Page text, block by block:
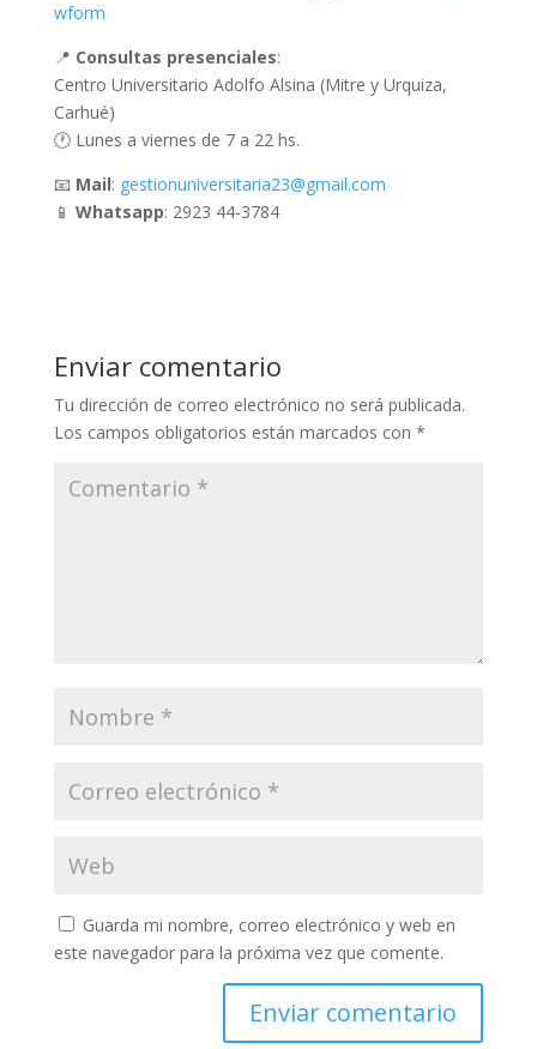
wform
📍 Consultas presenciales:
Centro Universitario Adolfo Alsina (Mitre y Urquiza,
Carhué)
🕐 Lunes a viernes de 7 a 22 hs.
📧 Mail: gestionuniversitaria23@gmail.com
📱 Whatsapp: 2923 44-3784
Enviar comentario
Tu dirección de correo electrónico no será publicada.
Los campos obligatorios están marcados con *
Guarda mi nombre, correo electrónico y web en
este navegador para la próxima vez que comente.